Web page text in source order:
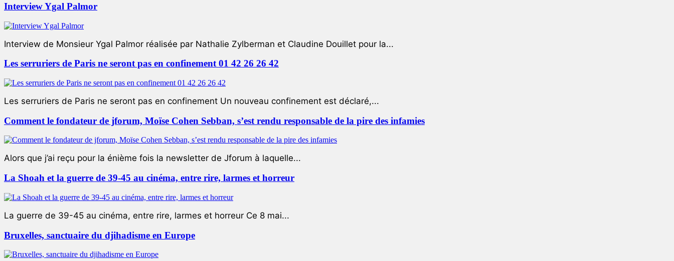
Interview Ygal Palmor
Interview de Monsieur Ygal Palmor réalisée par Nathalie Zylberman et Claudine Douillet pour la...
Les serruriers de Paris ne seront pas en confinement 01 42 26 26 42
Les serruriers de Paris ne seront pas en confinement Un nouveau confinement est déclaré,...
Comment le fondateur de jforum, Moïse Cohen Sebban, s’est rendu responsable de la pire des infamies
Alors que j’ai reçu pour la énième fois la newsletter de Jforum à laquelle...
La Shoah et la guerre de 39-45 au cinéma, entre rire, larmes et horreur
La guerre de 39-45 au cinéma, entre rire, larmes et horreur Ce 8 mai...
Bruxelles, sanctuaire du djihadisme en Europe